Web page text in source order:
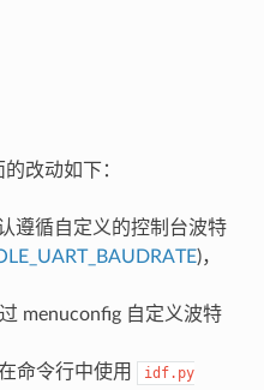
改动如下：
遵循自定义的控制台波特
)，
menuconfig 自定义波特
命令行中使用
idf.py